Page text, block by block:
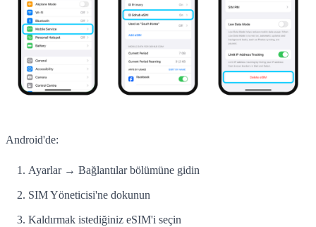
Android'de:
Ayarlar → Bağlantılar bölümüne gidin
SIM Yöneticisi'ne dokunun
Kaldırmak istediğiniz eSIM'i seçin